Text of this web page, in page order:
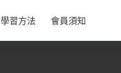
學習方法 會員須知